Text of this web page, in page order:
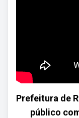
Prefeitura de
público